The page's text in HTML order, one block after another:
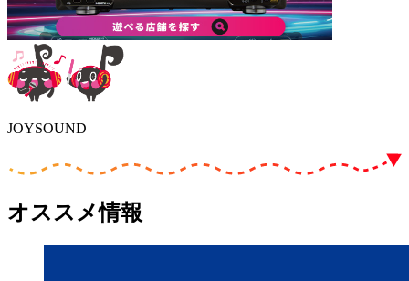
JOYSOUND
オススメ情報